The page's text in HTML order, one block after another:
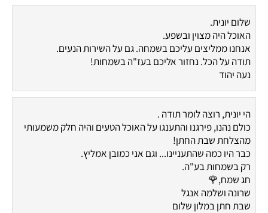
שלום יונית.
האוכל היה מצוין ובשפע.
אנחנו ממליצים עליכם בשמחה. גם על השירות הנעים.
תודה על הכל. נחזור אליכם בעז"ה בשמחות!
נעה יהוד
הי יונית, רוצה לומר תודה .
כולם נהנו, פירגנו והתענגו על האוכל הטעים והיה חלק משמעותי
מהצלחת שבת החתן!
כבר היו כמה שהתעניינו... וגם אני כמובן אמליץ.
רק בשמחות בע"ה.
חג שמח,🌹
שרונה ושלמה אנגל
שבת חתן במלון שלום